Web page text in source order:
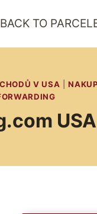
BACK TO
V USA |
USA